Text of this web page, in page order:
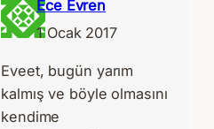
Ece Evren
1 Ocak 2017
Eveet, bugün yarım
kalmış ve böyle olmasını
kendime